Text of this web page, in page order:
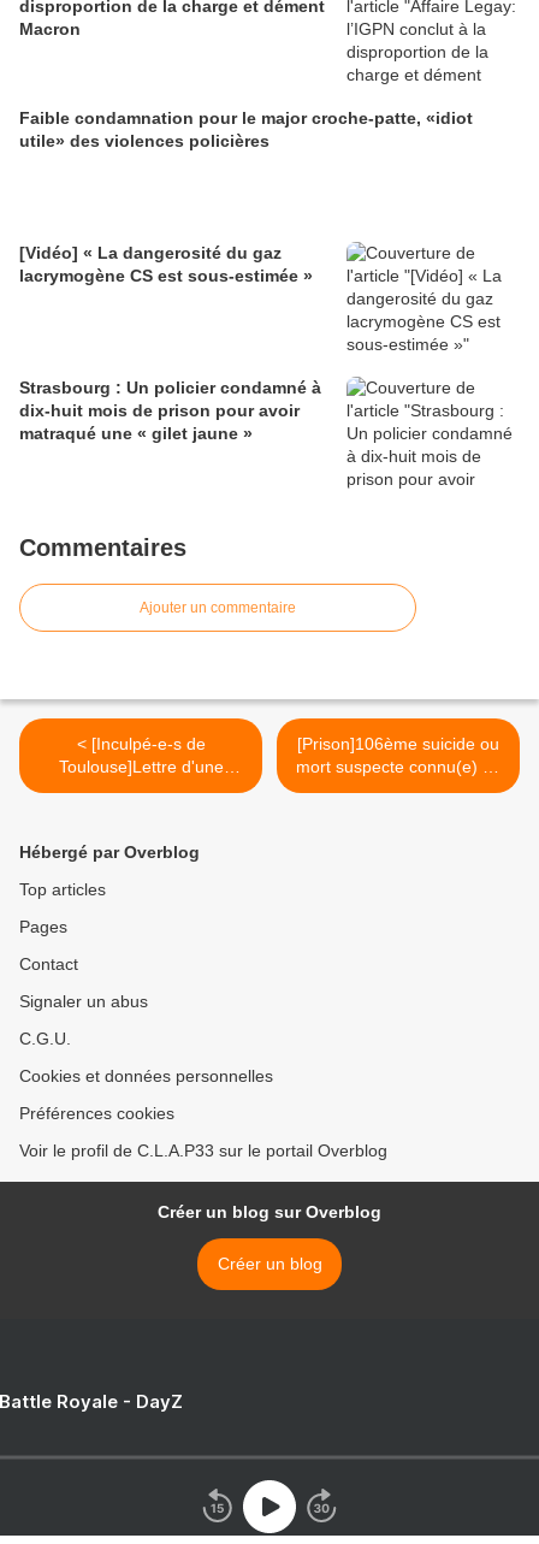
disproportion de la charge et dément
Macron
Faible condamnation pour le major croche-patte, «idiot
utile» des violences policières
[Vidéo] « La dangerosité du gaz
lacrymogène CS est sous-estimée »
Strasbourg : Un policier condamné à
dix-huit mois de prison pour avoir
matraqué une « gilet jaune »
Commentaires
Ajouter un commentaire
< [Inculpé-e-s de
Toulouse]Lettre d'une
enragée depuis l'intérieur
[Prison]106ème suicide ou
mort suspecte connu(e) en
détention en 2011 >
Hébergé par Overblog
Top articles
Pages
Contact
Signaler un abus
C.G.U.
Cookies et données personnelles
Préférences cookies
Voir le profil de C.L.A.P33 sur le portail Overblog
Créer un blog sur Overblog
Créer un blog
Royale - DayZ